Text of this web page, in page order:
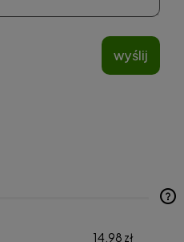
wyślij
kosztów płatności
14,98 zł